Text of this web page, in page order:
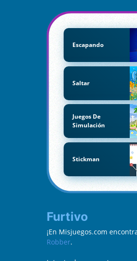
Escapando
Saltar
Juegos De
Simulación
Stickman
Furtivo
¡En Misjuegos.com
Robber.